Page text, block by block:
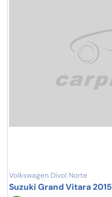
Volkswagen Divol Norte
Suzuki Grand Vitara 2015